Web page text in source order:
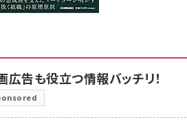
広告も役立つ情報バッチリ！